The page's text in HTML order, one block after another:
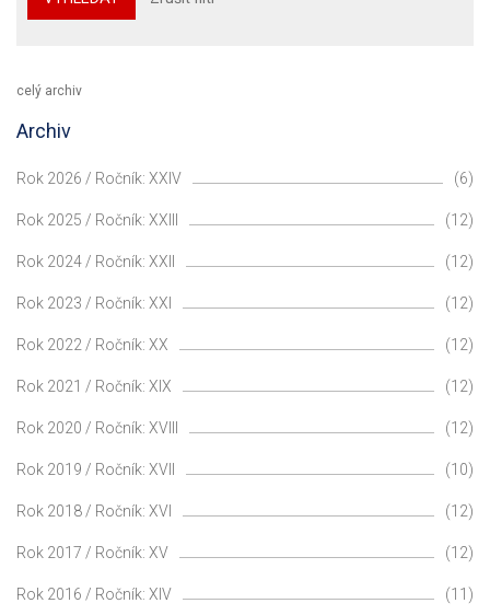
celý archiv
Archiv
Rok 2026 / Ročník: XXIV (6)
Rok 2025 / Ročník: XXIII (12)
Rok 2024 / Ročník: XXII (12)
Rok 2023 / Ročník: XXI (12)
Rok 2022 / Ročník: XX (12)
Rok 2021 / Ročník: XIX (12)
Rok 2020 / Ročník: XVIII (12)
Rok 2019 / Ročník: XVII (10)
Rok 2018 / Ročník: XVI (12)
Rok 2017 / Ročník: XV (12)
Rok 2016 / Ročník: XIV (11)